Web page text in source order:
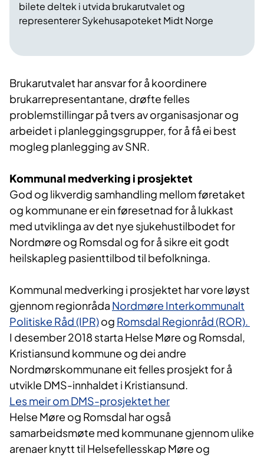
bilete deltek i utvida brukarutvalet og
representerer Sykehusapoteket Midt Norge
Brukarutvalet har ansvar for å koordinere
brukarrepresentantane, drøfte felles
problemstillingar på tvers av organisasjonar og
arbeidet i planleggingsgrupper, for å få ei best
mogleg planlegging av SNR.
Kommunal medverking i prosjektet
God og likverdig samhandling mellom føretaket
og kommunane er ein føresetnad for å lukkast
med utviklinga av det nye sjukehustilbodet for
Nordmøre og Romsdal og for å sikre eit godt
heilskapleg pasienttilbod til befolkninga.
Kommunal medverking i prosjektet har vore løyst
gjennom regionråda Nordmøre Interkommunalt
Politiske Råd (IPR)og Romsdal Regionråd (ROR).
I desember 2018 starta Helse Møre og Romsdal,
Kristiansund kommune og dei andre
Nordmørskommunane eit felles prosjekt for å
utvikle DMS-innhaldet i Kristiansund.
Les meir om DMS-prosjektet her
Helse Møre og Romsdal har også
samarbeidsmøte med kommunane gjennom ulike
arenaer knytt til Helsefellesskap Møre og